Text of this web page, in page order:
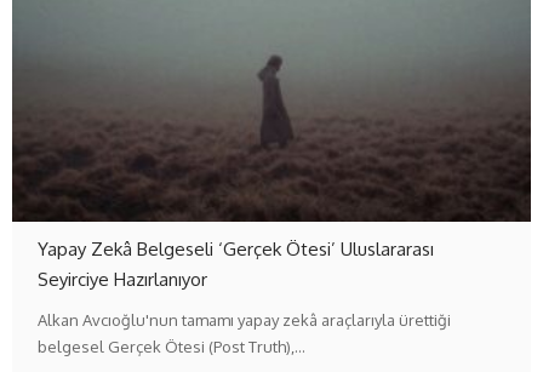
Yapay Zekâ Belgeseli ‘Gerçek Ötesi’ Uluslararası
Seyirciye Hazırlanıyor
Alkan Avcıoğlu'nun tamamı yapay zekâ araçlarıyla ürettiği
belgesel Gerçek Ötesi (Post Truth),…